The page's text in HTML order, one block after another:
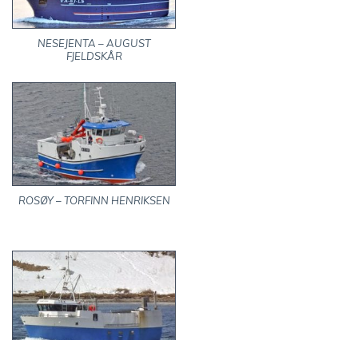
NESEJENTA – AUGUST
FJELDSKÅR
ROSØY – TORFINN HENRIKSEN